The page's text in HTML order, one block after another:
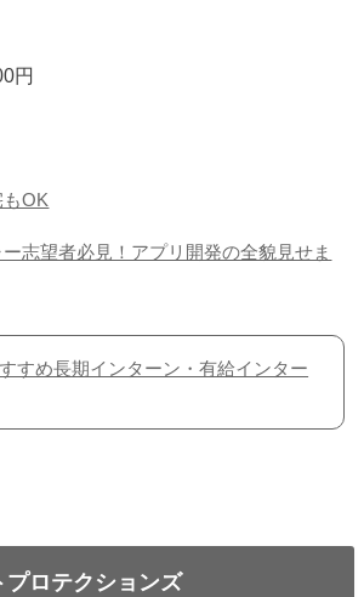
円
OK
志望者必見！アプリ開発の全貌見せま
すめ長期インターン・有給インター
ロテクションズ